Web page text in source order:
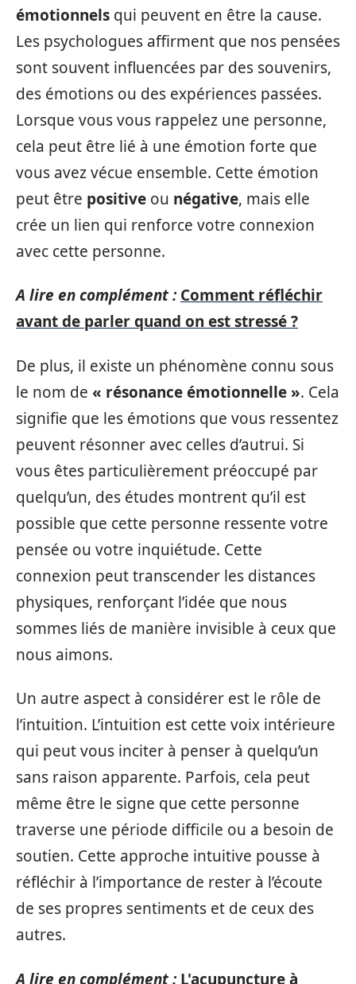
émotionnels qui peuvent en être la cause.
Les psychologues affirment que nos pensées
sont souvent influencées par des souvenirs,
des émotions ou des expériences passées.
Lorsque vous vous rappelez une personne,
cela peut être lié à une émotion forte que
vous avez vécue ensemble. Cette émotion
peut être positive ou négative, mais elle
crée un lien qui renforce votre connexion
avec cette personne.
A lire en complément : Comment réfléchir
avant de parler quand on est stressé ?
De plus, il existe un phénomène connu sous
le nom de « résonance émotionnelle ». Cela
signifie que les émotions que vous ressentez
peuvent résonner avec celles d’autrui. Si
vous êtes particulièrement préoccupé par
quelqu’un, des études montrent qu’il est
possible que cette personne ressente votre
pensée ou votre inquiétude. Cette
connexion peut transcender les distances
physiques, renforçant l’idée que nous
sommes liés de manière invisible à ceux que
nous aimons.
Un autre aspect à considérer est le rôle de
l’intuition. L’intuition est cette voix intérieure
qui peut vous inciter à penser à quelqu’un
sans raison apparente. Parfois, cela peut
même être le signe que cette personne
traverse une période difficile ou a besoin de
soutien. Cette approche intuitive pousse à
réfléchir à l’importance de rester à l’écoute
de ses propres sentiments et de ceux des
autres.
A lire en complément : L'acupuncture à